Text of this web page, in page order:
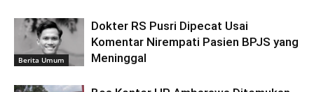
Berita Umum
Dokter RS Pusri Dipecat Usai
Komentar Nirempati Pasien BPJS yang
Meninggal